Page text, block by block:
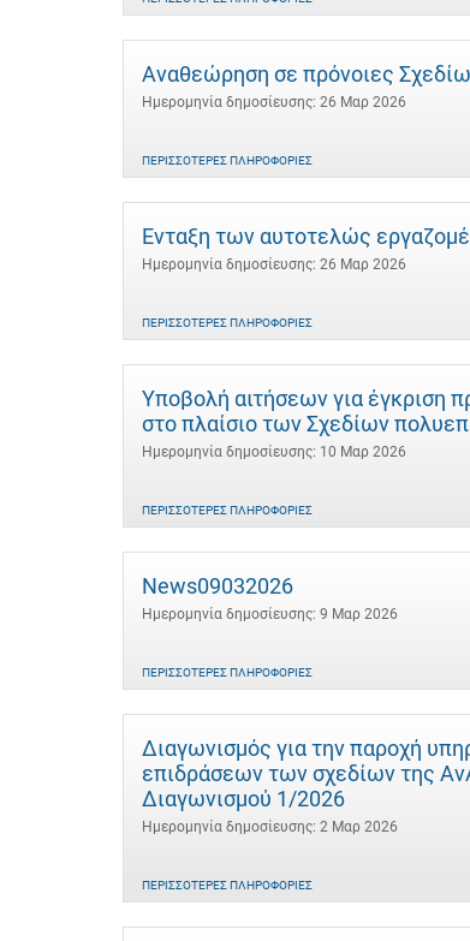
Αναθεώρηση σε πρόνοιες
Ημερομηνία δημοσίευσης: 26 Μαρ 2026
ΠΕΡΙΣΣΌΤΕΡΕΣ ΠΛΗΡΟΦΟΡΊΕΣ
Ένταξη των αυτοτελώς
Ημερομηνία δημοσίευσης: 26 Μαρ 2026
ΠΕΡΙΣΣΌΤΕΡΕΣ ΠΛΗΡΟΦΟΡΊΕΣ
Υποβολή αιτήσεων για έγκριση
στο πλαίσιο των Σχεδίων
Ημερομηνία δημοσίευσης: 10 Μαρ 2026
ΠΕΡΙΣΣΌΤΕΡΕΣ ΠΛΗΡΟΦΟΡΊΕΣ
News09032026
Ημερομηνία δημοσίευσης: 9 Μαρ 2026
ΠΕΡΙΣΣΌΤΕΡΕΣ ΠΛΗΡΟΦΟΡΊΕΣ
Διαγωνισμός για την παροχή
επιδράσεων των σχεδίων της
Διαγωνισμού 1/2026
Ημερομηνία δημοσίευσης: 2 Μαρ 2026
ΠΕΡΙΣΣΌΤΕΡΕΣ ΠΛΗΡΟΦΟΡΊΕΣ